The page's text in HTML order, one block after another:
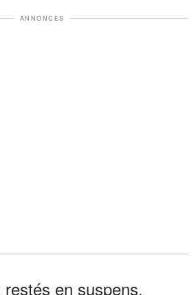
ANNONCES
en suspens.